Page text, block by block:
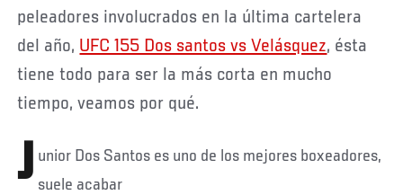
peleadores involucrados en la última cartelera
del año, UFC 155 Dos santos vs Velásquez, ésta
tiene todo para ser la más corta en mucho
tiempo, veamos por qué.
J unior Dos Santos es uno de los mejores boxeadores,
suele acabar